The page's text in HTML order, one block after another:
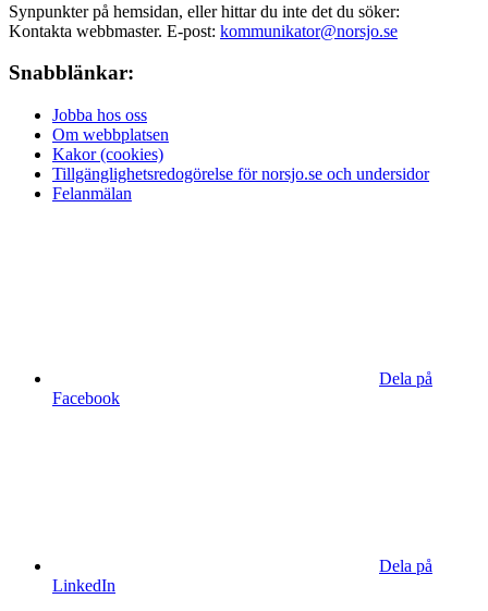
Synpunkter på hemsidan, eller hittar du inte det du söker:
Kontakta webbmaster. E-post: kommunikator@norsjo.se
Snabblänkar:
Jobba hos oss
Om webbplatsen
Kakor (cookies)
Tillgänglighetsredogörelse för norsjo.se och undersidor
Felanmälan
Dela på
Facebook
Dela på
LinkedIn